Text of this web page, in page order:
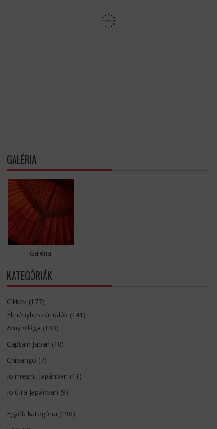
GALÉRIA
Galéria
KATEGÓRIÁK
Cikkek(177)
Élménybeszámolók(141)
Amy világa (103)
Captain Japan (10)
Chipango (7)
Jo megint Japánban (11)
Jo újra Japánban (9)
Egyéb kategória (190)